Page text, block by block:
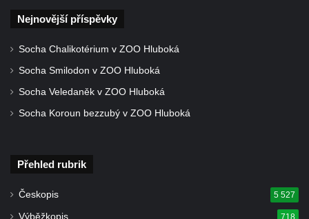
Hrobová kaple na hřbitově v Rychnově u
Jablonce nad Nisou
Márnice/hřbitovní kaple na hřbitově v
Výklenková kaple naproti domu čp. 34 v
Nejnovější příspěvky
Socha Chalikotérium v ZOO Hluboká
Socha Smilodon v ZOO Hluboká
Socha Veledaněk v ZOO Hluboká
Socha Koroun bezzubý v ZOO Hluboká
Přehled rubrik
Českopis 5 527
Výběžkopis 718